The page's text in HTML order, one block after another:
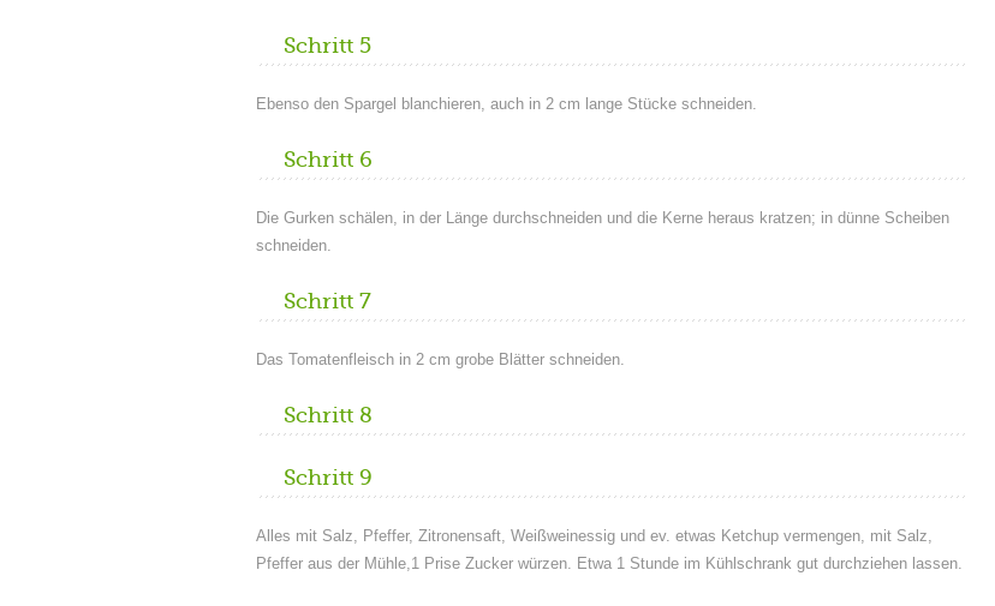
Schritt 5
Ebenso den Spargel blanchieren, auch in 2 cm lange Stücke schneiden.
Schritt 6
Die Gurken schälen, in der Länge durchschneiden und die Kerne heraus kratzen; in dünne Scheiben
schneiden.
Schritt 7
Das Tomatenfleisch in 2 cm grobe Blätter schneiden.
Schritt 8
Schritt 9
Alles mit Salz, Pfeffer, Zitronensaft, Weißweinessig und ev. etwas Ketchup vermengen, mit Salz,
Pfeffer aus der Mühle,1 Prise Zucker würzen. Etwa 1 Stunde im Kühlschrank gut durchziehen lassen.